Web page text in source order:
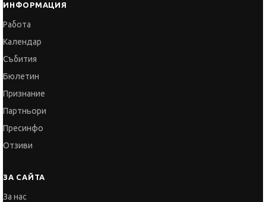
ИНФОРМАЦИЯ
Работа
Календар
Събития
Бюлетин
Признание
Партньори
Пресинфо
Отзиви
ЗА САЙТА
За нас